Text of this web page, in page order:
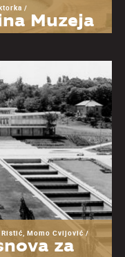
/
Muzeja
Momo Cvijović /
za